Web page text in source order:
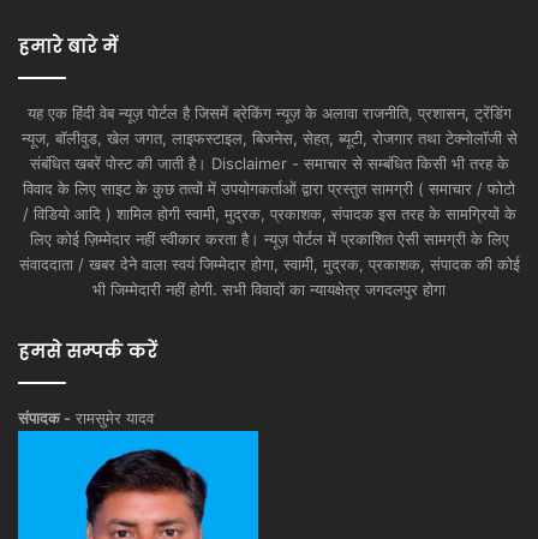
हमारे बारे में
यह एक हिंदी वेब न्यूज़ पोर्टल है जिसमें ब्रेकिंग न्यूज़ के अलावा राजनीति, प्रशासन, ट्रेंडिंग
न्यूज, बॉलीवुड, खेल जगत, लाइफस्टाइल, बिजनेस, सेहत, ब्यूटी, रोजगार तथा टेक्नोलॉजी से
संबंधित खबरें पोस्ट की जाती है। Disclaimer - समाचार से सम्बंधित किसी भी तरह के
विवाद के लिए साइट के कुछ तत्वों में उपयोगकर्ताओं द्वारा प्रस्तुत सामग्री ( समाचार / फोटो
/ विडियो आदि ) शामिल होगी स्वामी, मुद्रक, प्रकाशक, संपादक इस तरह के सामग्रियों के
लिए कोई ज़िम्मेदार नहीं स्वीकार करता है। न्यूज़ पोर्टल में प्रकाशित ऐसी सामग्री के लिए
संवाददाता / खबर देने वाला स्वयं जिम्मेदार होगा, स्वामी, मुद्रक, प्रकाशक, संपादक की कोई
भी जिम्मेदारी नहीं होगी. सभी विवादों का न्यायक्षेत्र जगदलपुर होगा
हमसे सम्पर्क करें
संपादक - रामसुमेर यादव